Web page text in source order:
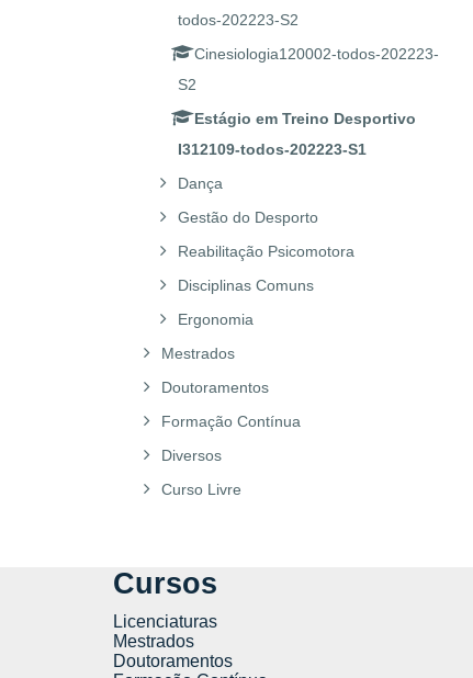
todos-202223-S2
Cinesiologia120002-todos-202223-
S2
Estágio em Treino Desportivo
I312109-todos-202223-S1
Dança
Gestão do Desporto
Reabilitação Psicomotora
Disciplinas Comuns
Ergonomia
Mestrados
Doutoramentos
Formação Contínua
Diversos
Curso Livre
Cursos
Licenciaturas
Mestrados
Doutoramentos